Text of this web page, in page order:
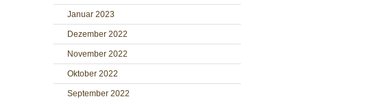
Januar 2023
Dezember 2022
November 2022
Oktober 2022
September 2022